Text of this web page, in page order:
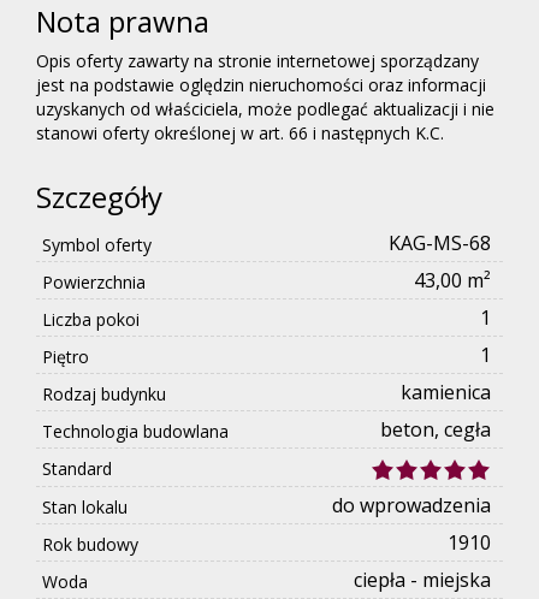
Nota prawna
Opis oferty zawarty na stronie internetowej sporządzany
jest na podstawie oględzin nieruchomości oraz informacji
uzyskanych od właściciela, może podlegać aktualizacji i nie
stanowi oferty określonej w art. 66 i następnych K.C.
Szczegóły
Symbol oferty KAG-MS-68
Powierzchnia 43,00 m²
Liczba pokoi 1
Piętro 1
Rodzaj budynku kamienica
Technologia budowlana beton, cegła
Standard
Stan lokalu
do wprowadzenia
Rok budowy 1910
Woda ciepła - miejska